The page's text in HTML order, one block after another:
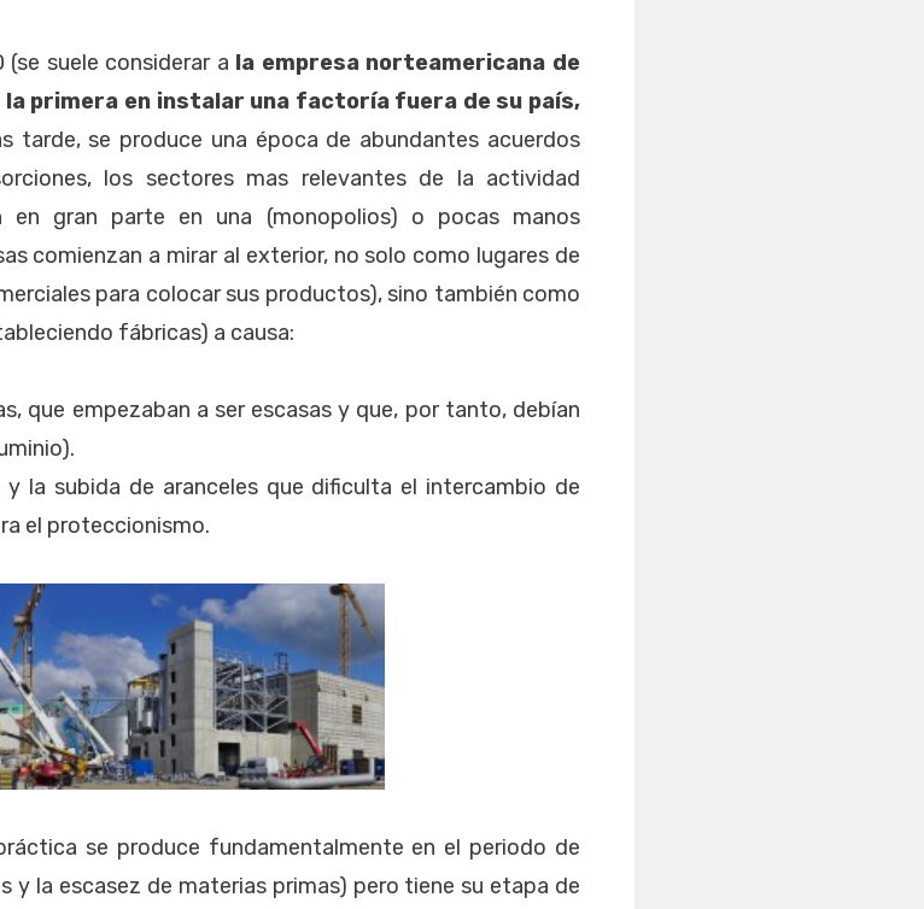
suele considerar a la empresa norteamericana de
la primera en instalar una factoría fuera de su país,
tarde, se produce una época de abundantes acuerdos
los sectores mas relevantes de la actividad
en gran parte en una (monopolios) o pocas manos
comienzan a mirar al exterior, no solo como lugares de
para colocar sus productos), sino también como
fábricas) a causa:
que empezaban a ser escasas y que, por tanto, debían
la subida de aranceles que dificulta el intercambio de
el proteccionismo.
se produce fundamentalmente en el periodo de
y la escasez de materias primas) pero tiene su etapa de